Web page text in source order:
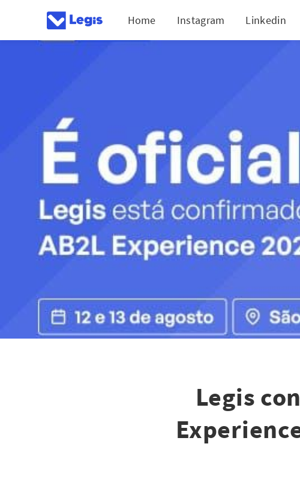
Home Instagram Linkedin
Legis